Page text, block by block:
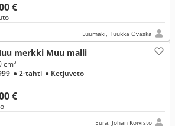
€
Luumäki, Tuukka Ovaska
merkki Muu malli
€
cm³
● 2-tahti ● Ketjuveto
Eura, Johan Koivisto